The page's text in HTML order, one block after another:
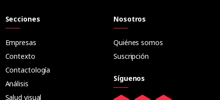
Secciones
Empresas
Contexto
Contactología
Análisis
Salud visual
Nosotros
Quiénes somos
Suscripción
Síguenos